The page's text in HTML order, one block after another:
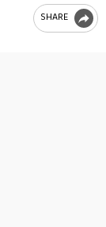
SHARE